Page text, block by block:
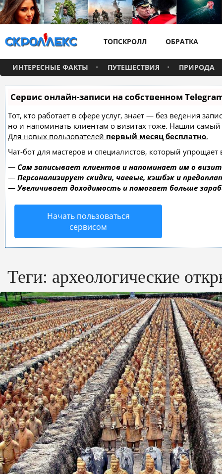
ТОПСКРОЛЛ ОБРАТКА
ИНТЕРЕСНЫЕ ФАКТЫ ПУТЕШЕСТВИЯ ПРИРОДА
Сервис онлайн-записи на собственном
Тот, кто работает в сфере услуг, знает — без ведения
но и напоминать клиентам о визитах тоже. Нашли
Для новых пользователей первый месяц бесплатно.
Чат-бот для мастеров и специалистов, который упрощает
— Сам записывает клиентов и напоминает им о
— Персонализирует скидки, чаевые, кэшбэк и
— Увеличивает доходимость и помогает больше
Начать пользоваться
сервисом
Теги: археологические